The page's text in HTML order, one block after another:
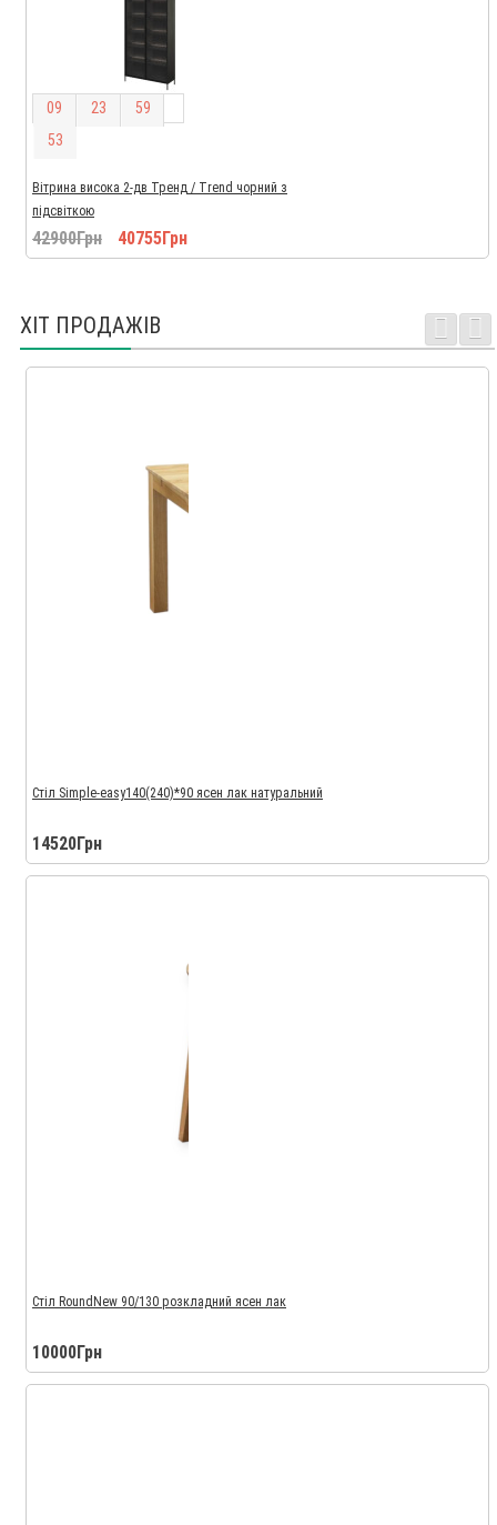
09 23 59
52
Вітрина висока 2-дв Тренд / Trend чорний з
підсвіткою
42900Грн 40755Грн
ХІТ ПРОДАЖІВ
Стіл Simple-easy140(240)*90 ясен лак натуральний
14520Грн
Стіл RoundNew 90/130 розкладний ясен лак
10000Грн